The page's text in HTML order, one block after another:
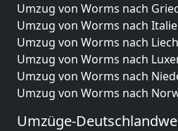
Umzug von Worms nach
Umzug von Worms nach
Umzug von Worms nach
Umzug von Worms nach
Umzug von Worms nach
Umzug von Worms nach
Umzüge-